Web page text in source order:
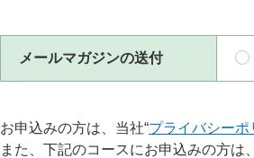
メールマガジンの送付
お申込みの方は、当社“プライバシーポ
また、下記のコースにお申込みの方は